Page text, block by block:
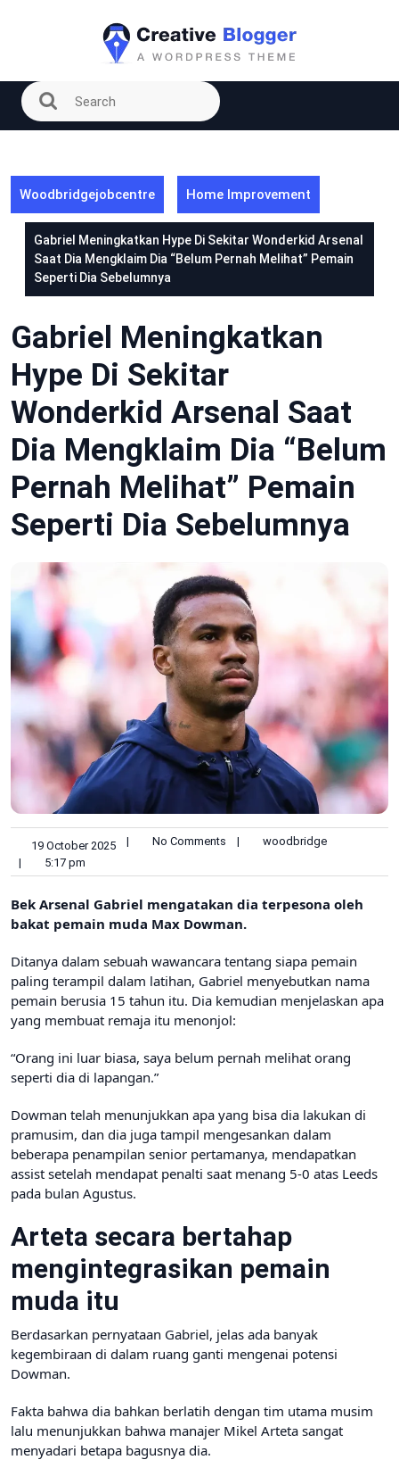
Woodbridgejobcentre Home Improvement
Gabriel Meningkatkan Hype Di Sekitar Wonderkid Arsenal
Saat Dia Mengklaim Dia “Belum Pernah Melihat” Pemain
Seperti Dia Sebelumnya
Gabriel Meningkatkan
Hype Di Sekitar
Wonderkid Arsenal Saat
Dia Mengklaim Dia “Belum
Pernah Melihat” Pemain
Seperti Dia Sebelumnya
19 October 2025 | No Comments |
woodbridge
|
5:17 pm
Bek Arsenal Gabriel mengatakan dia terpesona oleh
bakat pemain muda Max Dowman.
Ditanya dalam sebuah wawancara tentang siapa pemain
paling terampil dalam latihan, Gabriel menyebutkan nama
pemain berusia 15 tahun itu. Dia kemudian menjelaskan apa
yang membuat remaja itu menonjol:
“Orang ini luar biasa, saya belum pernah melihat orang
seperti dia di lapangan.”
Dowman telah menunjukkan apa yang bisa dia lakukan di
pramusim, dan dia juga tampil mengesankan dalam
beberapa penampilan senior pertamanya, mendapatkan
assist setelah mendapat penalti saat menang 5-0 atas Leeds
pada bulan Agustus.
Arteta secara bertahap
mengintegrasikan pemain
muda itu
Berdasarkan pernyataan Gabriel, jelas ada banyak
kegembiraan di dalam ruang ganti mengenai potensi
Dowman.
Fakta bahwa dia bahkan berlatih dengan tim utama musim
lalu menunjukkan bahwa manajer Mikel Arteta sangat
menyadari betapa bagusnya dia.